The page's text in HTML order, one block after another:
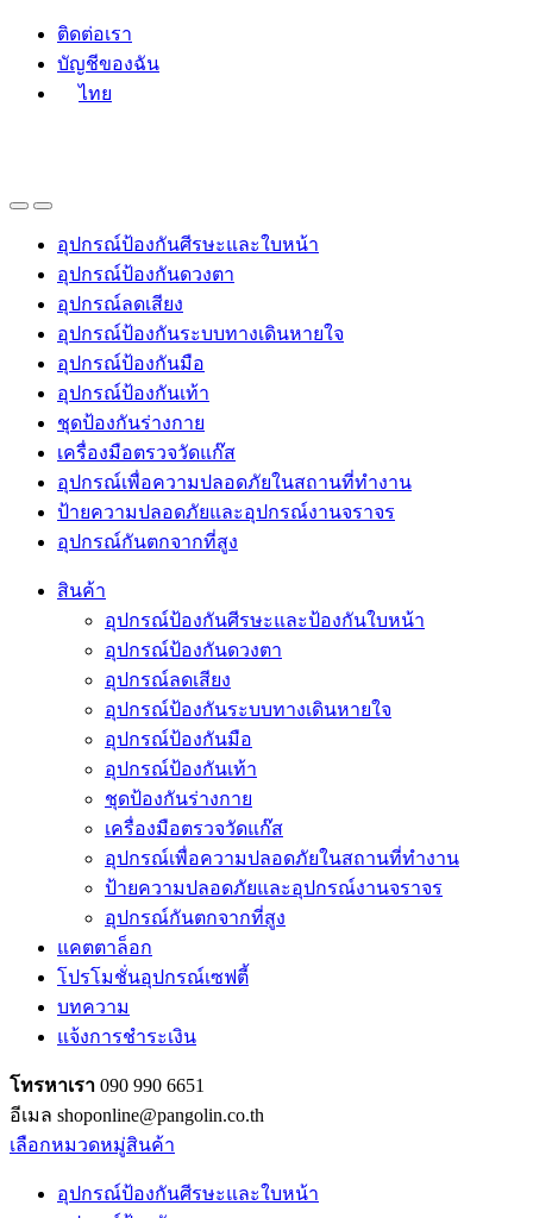
Skip
navigation
Skip
content
ติดต่อเรา
บัญชีของฉัน
ไทย
อุปกรณ์ป้องกันศีรษะและใบหน้า
อุปกรณ์ป้องกันดวงตา
อุปกรณ์ลดเสียง
อุปกรณ์ป้องกันระบบทางเดินหายใจ
อุปกรณ์ป้องกันมือ
อุปกรณ์ป้องกันเท้า
ชุดป้องกันร่างกาย
เครื่องมือตรวจวัดแก๊ส
อุปกรณ์เพื่อความปลอดภัยในสถานที่ทำงาน
ป้ายความปลอดภัยและอุปกรณ์งานจราจร
อุปกรณ์กันตกจากที่สูง
สินค้า
อุปกรณ์ป้องกันศีรษะและป้องกันใบหน้า
อุปกรณ์ป้องกันดวงตา
อุปกรณ์ลดเสียง
อุปกรณ์ป้องกันระบบทางเดินหายใจ
อุปกรณ์ป้องกันมือ
อุปกรณ์ป้องกันเท้า
ชุดป้องกันร่างกาย
เครื่องมือตรวจวัดแก๊ส
อุปกรณ์เพื่อความปลอดภัยในสถานที่ทำงาน
ป้ายความปลอดภัยและอุปกรณ์งานจราจร
อุปกรณ์กันตกจากที่สูง
แคตตาล็อก
โปรโมชั่นอุปกรณ์เซฟตี้
บทความ
แจ้งการชำระเงิน
โทรหาเรา 090 990 6651
อีเมล shoponline@pangolin.co.th
เลือกหมวดหมู่สินค้า
อุปกรณ์ป้องกันศีรษะและใบหน้า